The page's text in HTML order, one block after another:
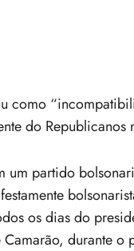
como
do Republicanos
um partido
os dias do
durante o